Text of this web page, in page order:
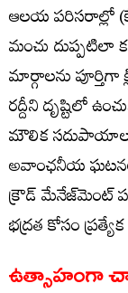
ఆలయ పరిసరాల్లో
మంచు దుప్పటిలా
మార్గాలను పూర్తిగా
రద్దీని దృష్టిలో
మౌలిక
అవాంఛనీయ
క్రౌడ్ మేనేజ్‌మెంట్
భద్రత కోసం
ఉత్సాహంగా